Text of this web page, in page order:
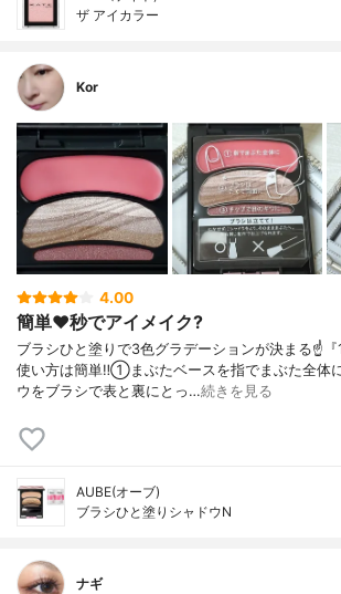
ザ アイカラー
Kor
4.00
簡単❤️秒でアイメイク?
ブラシひと塗りで3色グラデーションが決まる☝️
使い方は簡単‼️①まぶたベースを指でまぶた全体
ウをブラシで表と裏にとっ…続きを見る
AUBE(オーブ)
ブラシひと塗りシャドウN
ナギ